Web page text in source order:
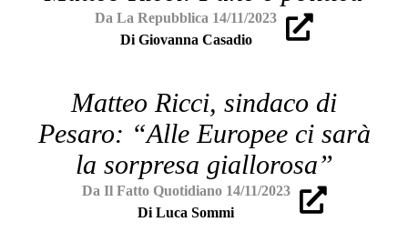
Da La Repubblica 14/11/2023
Di Giovanna Casadio
Matteo Ricci, sindaco di
Pesaro: “Alle Europee ci sarà
la sorpresa giallorosa”
Da Il Fatto Quotidiano 14/11/2023
Di Luca Sommi